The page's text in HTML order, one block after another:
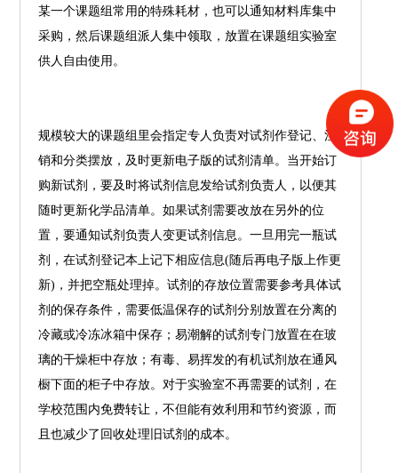
某一个课题组常用的特殊耗材，也可以通知材料库集中
采购，然后课题组派人集中领取，放置在课题组实验室
供人自由使用。
规模较大的课题组里会指定专人负责对试剂作登记、注
销和分类摆放，及时更新电子版的试剂清单。当开始订
购新试剂，要及时将试剂信息发给试剂负责人，以便其
随时更新化学品清单。如果试剂需要改放在另外的位
置，要通知试剂负责人变更试剂信息。一旦用完一瓶试
剂，在试剂登记本上记下相应信息(随后再电子版上作更
新)，并把空瓶处理掉。试剂的存放位置需要参考具体试
剂的保存条件，需要低温保存的试剂分别放置在分离的
冷藏或冷冻冰箱中保存；易潮解的试剂专门放置在在玻
璃的干燥柜中存放；有毒、易挥发的有机试剂放在通风
橱下面的柜子中存放。对于实验室不再需要的试剂，在
学校范围内免费转让，不但能有效利用和节约资源，而
且也减少了回收处理旧试剂的成本。